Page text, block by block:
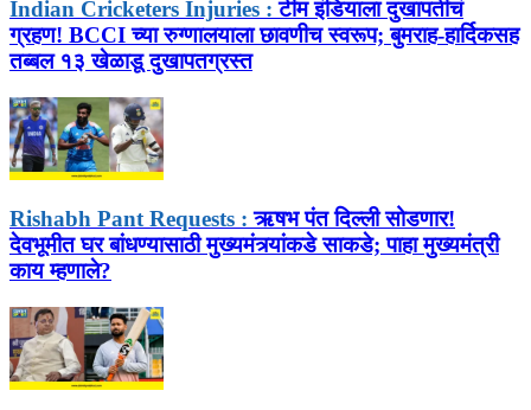
Indian Cricketers Injuries : टीम इंडियाला दुखापतीचं
ग्रहण! BCCI च्या रुग्णालयाला छावणीच स्वरूप; बुमराह-हार्दिकसह
तब्बल १३ खेळाडू दुखापतग्रस्त
Rishabh Pant Requests : ऋषभ पंत दिल्ली सोडणार!
देवभूमीत घर बांधण्यासाठी मुख्यमंत्र्यांकडे साकडे; पाहा मुख्यमंत्री
काय म्हणाले?